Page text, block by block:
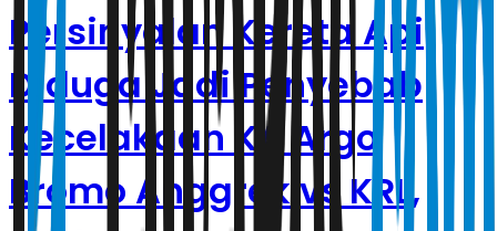
Persinyalan Kereta Api
Diduga Jadi Penyebab
Kecelakaan KA Argo
Bromo Anggrek vs KRL,